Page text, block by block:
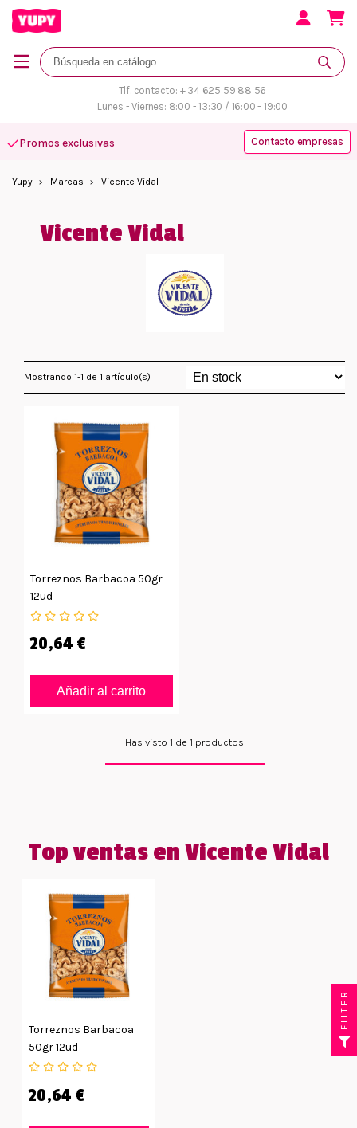
Tlf. contacto: + 34 625 59 88 56
Lunes - Viernes: 8:00 - 13:30 / 16:00 - 19:00
Promos exclusivas Contacto empresas
Yupy Marcas Vicente Vidal
Vicente Vidal
Mostrando 1-1 de 1 artículo(s)
Torreznos Barbacoa 50gr
12ud
20,64 €
Añadir al carrito
Has visto 1 de 1 productos
Top ventas en Vicente Vidal
Torreznos Barbacoa
50gr 12ud
20,64 €
FILTER